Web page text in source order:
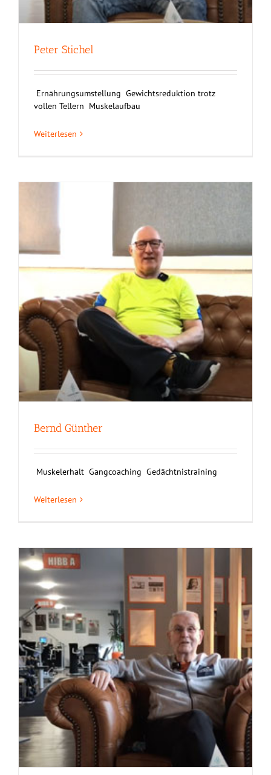
Peter Stichel
Ernährungsumstellung Gewichtsreduktion trotz
vollen Tellern Muskelaufbau
Weiterlesen
Bernd Günther
Muskelerhalt Gangcoaching Gedächtnistraining
Weiterlesen